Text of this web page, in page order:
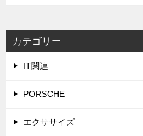
カテゴリー
IT関連
PORSCHE
エクササイズ